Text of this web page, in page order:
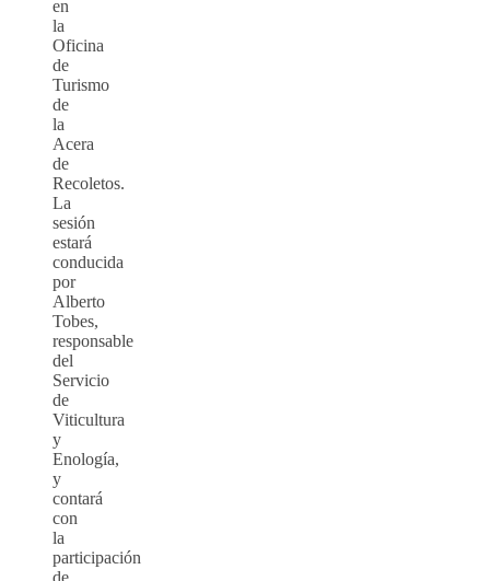
en
la
Oficina
de
Turismo
de
la
Acera
de
Recoletos.
La
sesión
estará
conducida
por
Alberto
Tobes,
responsable
del
Servicio
de
Viticultura
y
Enología,
y
contará
con
la
participación